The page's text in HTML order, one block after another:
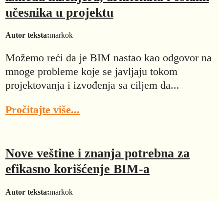
učesnika u projektu
Autor teksta:markok
Možemo reći da je BIM nastao kao odgovor na
mnoge probleme koje se javljaju tokom
projektovanja i izvođenja sa ciljem da...
Pročitajte više...
Nove veštine i znanja potrebna za
efikasno korišćenje BIM-a
Autor teksta:markok